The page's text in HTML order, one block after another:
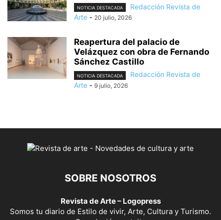
NOTICIA DESTACADA
Redacción Revista de
Arte - 20 julio, 2026
Reapertura del palacio de
Velázquez con obra de Fernando
Sánchez Castillo
NOTICIA DESTACADA
Redacción Revista de
Arte - 9 julio, 2026
SOBRE NOSOTROS
Revista de Arte – Logopress
Somos tu diario de Estilo de vivir, Arte, Cultura y Turismo.